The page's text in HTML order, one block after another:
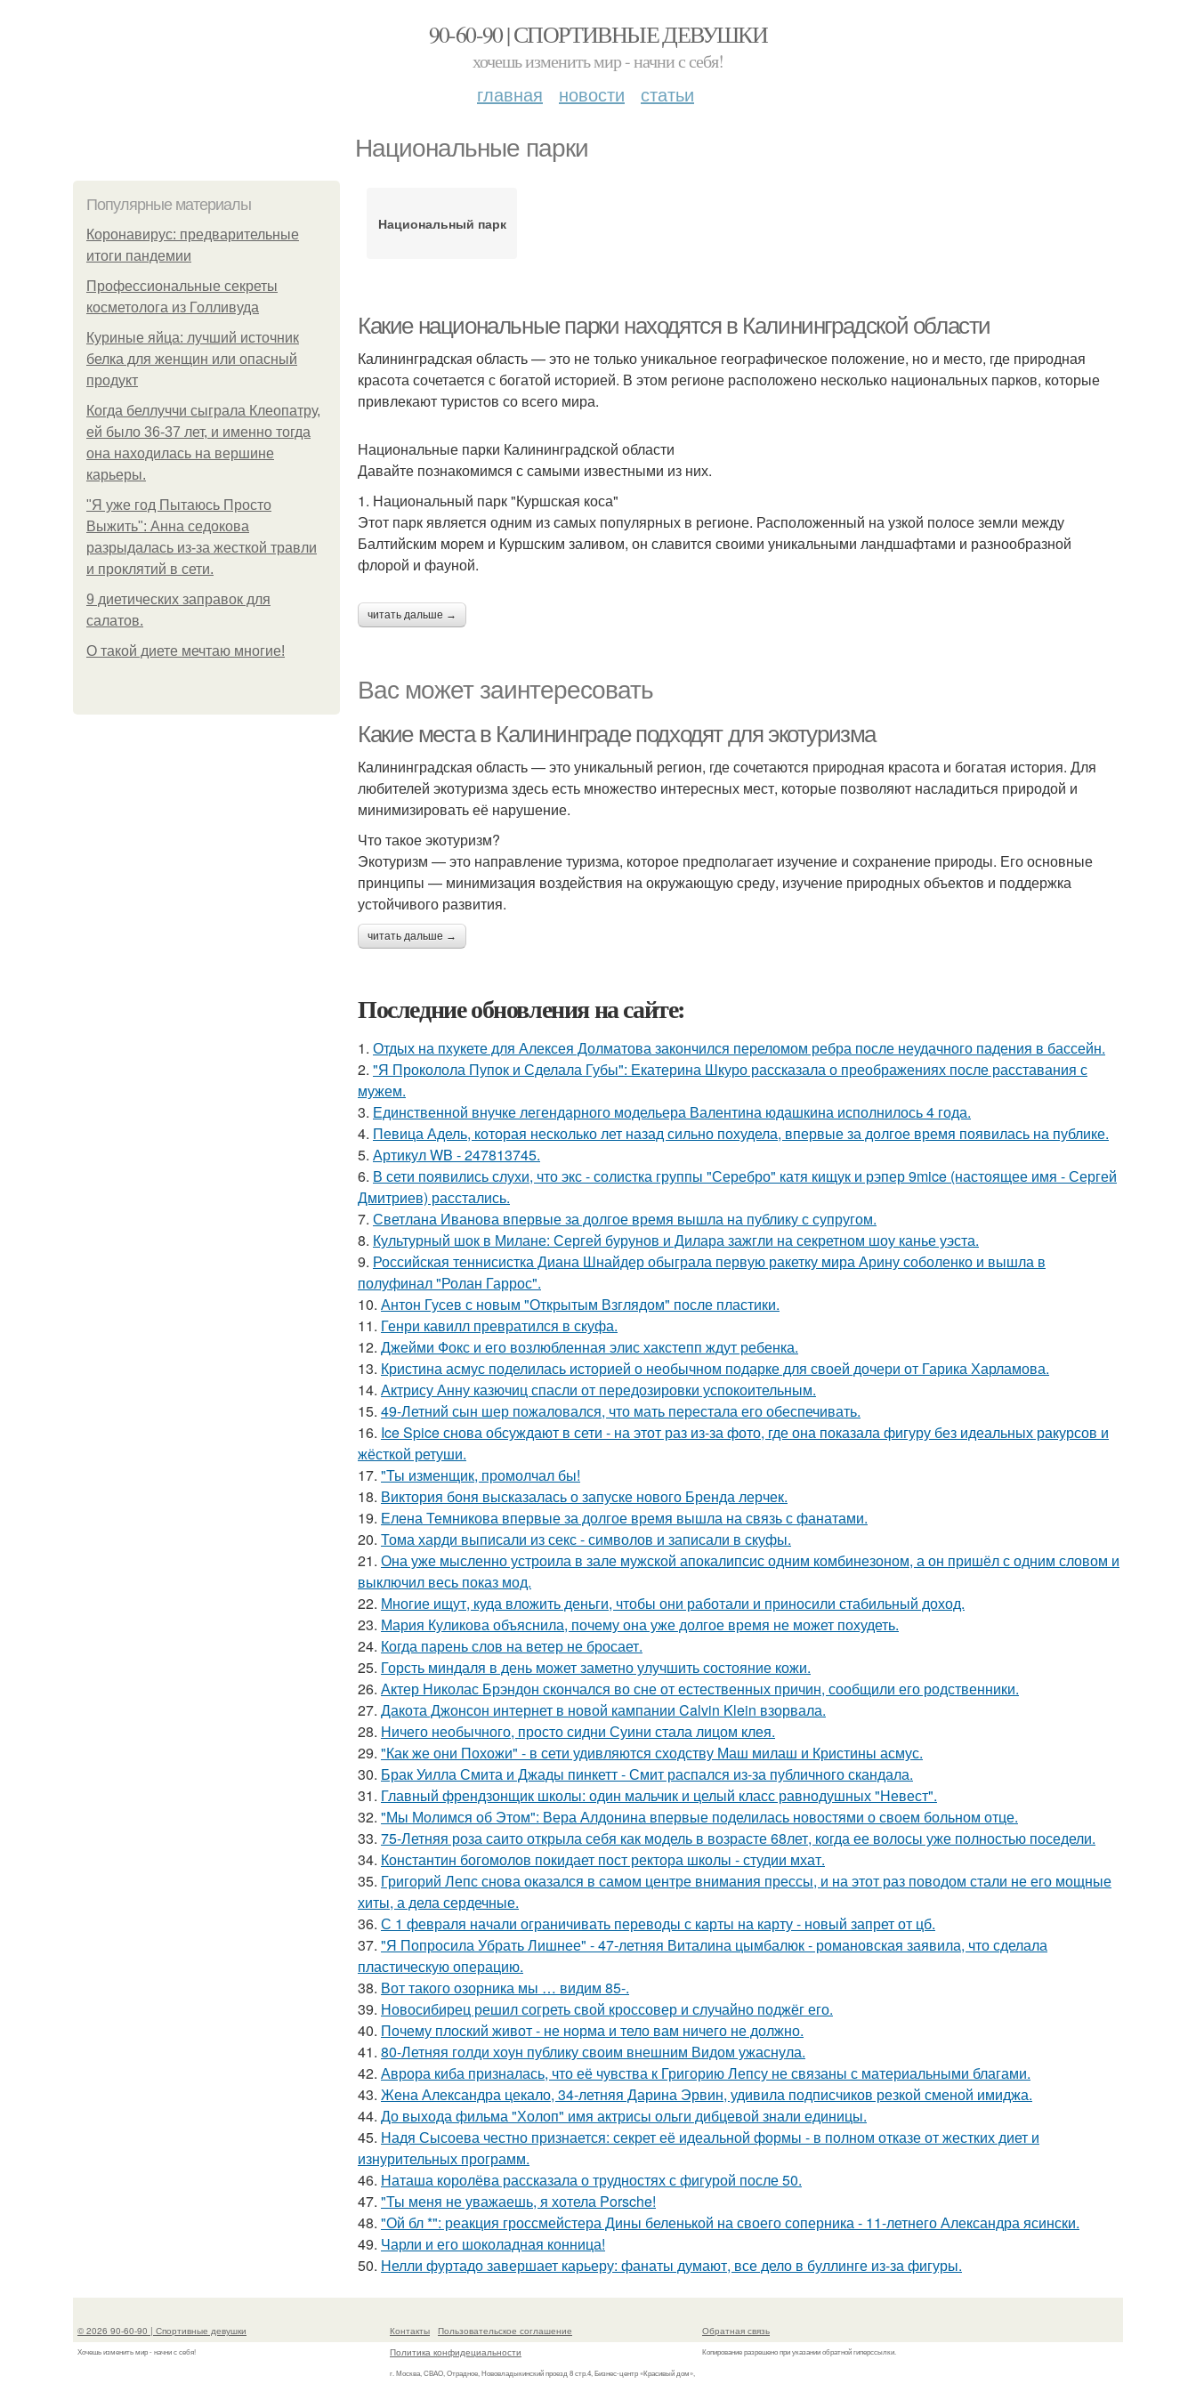
90-60-90 | СПОРТИВНЫЕ ДЕВУШКИ
хочешь изменить мир - начни с себя!
главная новости статьи
Национальные парки
Популярные материалы
Коронавирус: предварительные
итоги пандемии
Профессиональные секреты
косметолога из Голливуда
Куриные яйца: лучший источник
белка для женщин или опасный
продукт
Когда беллуччи сыграла Клеопатру,
ей было 36-37 лет, и именно тогда
она находилась на вершине
карьеры.
"Я уже год Пытаюсь Просто
Выжить": Анна седокова
разрыдалась из-за жесткой травли
и проклятий в сети.
9 диетических заправок для
салатов.
О такой диете мечтаю многие!
Национальный парк
Какие национальные парки находятся в Калининградской области
Калининградская область — это не только уникальное географическое положение, но и место, где природная
красота сочетается с богатой историей. В этом регионе расположено несколько национальных парков, которые
привлекают туристов со всего мира.
Национальные парки Калининградской области
Давайте познакомимся с самыми известными из них.
1. Национальный парк "Куршская коса"
Этот парк является одним из самых популярных в регионе. Расположенный на узкой полосе земли между
Балтийским морем и Куршским заливом, он славится своими уникальными ландшафтами и разнообразной
флорой и фауной.
читать дальше →
Вас может заинтересовать
Какие места в Калининграде подходят для экотуризма
Калининградская область — это уникальный регион, где сочетаются природная красота и богатая история. Для
любителей экотуризма здесь есть множество интересных мест, которые позволяют насладиться природой и
минимизировать её нарушение.
Что такое экотуризм?
Экотуризм — это направление туризма, которое предполагает изучение и сохранение природы. Его основные
принципы — минимизация воздействия на окружающую среду, изучение природных объектов и поддержка
устойчивого развития.
читать дальше →
Последние обновления на сайте:
1. Отдых на пхукете для Алексея Долматова закончился переломом ребра после неудачного падения в бассейн.
2. "Я Проколола Пупок и Сделала Губы": Екатерина Шкуро рассказала о преображениях после расставания с
мужем.
3. Единственной внучке легендарного модельера Валентина юдашкина исполнилось 4 года.
4. Певица Адель, которая несколько лет назад сильно похудела, впервые за долгое время появилась на публике.
5. Артикул WB - 247813745.
6. В сети появились слухи, что экс - солистка группы "Серебро" катя кищук и рэпер 9mice (настоящее имя - Сергей
Дмитриев) расстались.
7. Светлана Иванова впервые за долгое время вышла на публику с супругом.
8. Культурный шок в Милане: Сергей бурунов и Дилара зажгли на секретном шоу канье уэста.
9. Российская теннисистка Диана Шнайдер обыграла первую ракетку мира Арину соболенко и вышла в
полуфинал "Ролан Гаррос".
10. Антон Гусев с новым "Открытым Взглядом" после пластики.
11. Генри кавилл превратился в скуфа.
12. Джейми Фокс и его возлюбленная элис хакстепп ждут ребенка.
13. Кристина асмус поделилась историей о необычном подарке для своей дочери от Гарика Харламова.
14. Актрису Анну казючиц спасли от передозировки успокоительным.
15. 49-Летний сын шер пожаловался, что мать перестала его обеспечивать.
16. Ice Spice снова обсуждают в сети - на этот раз из-за фото, где она показала фигуру без идеальных ракурсов и
жёсткой ретуши.
17. "Ты изменщик, промолчал бы!
18. Виктория боня высказалась о запуске нового Бренда лерчек.
19. Елена Темникова впервые за долгое время вышла на связь с фанатами.
20. Тома харди выписали из секс - символов и записали в скуфы.
21. Она уже мысленно устроила в зале мужской апокалипсис одним комбинезоном, а он пришёл с одним словом и
выключил весь показ мод.
22. Многие ищут, куда вложить деньги, чтобы они работали и приносили стабильный доход.
23. Мария Куликова объяснила, почему она уже долгое время не может похудеть.
24. Когда парень слов на ветер не бросает.
25. Горсть миндаля в день может заметно улучшить состояние кожи.
26. Актер Николас Брэндон скончался во сне от естественных причин, сообщили его родственники.
27. Дакота Джонсон интернет в новой кампании Calvin Klein взорвала.
28. Ничего необычного, просто сидни Суини стала лицом клея.
29. "Как же они Похожи" - в сети удивляются сходству Маш милаш и Кристины асмус.
30. Брак Уилла Смита и Джады пинкетт - Смит распался из-за публичного скандала.
31. Главный френдзонщик школы: один мальчик и целый класс равнодушных "Невест".
32. "Мы Молимся об Этом": Вера Алдонина впервые поделилась новостями о своем больном отце.
33. 75-Летняя роза саито открыла себя как модель в возрасте 68лет, когда ее волосы уже полностью поседели.
34. Константин богомолов покидает пост ректора школы - студии мхат.
35. Григорий Лепс снова оказался в самом центре внимания прессы, и на этот раз поводом стали не его мощные
хиты, а дела сердечные.
36. С 1 февраля начали ограничивать переводы с карты на карту - новый запрет от цб.
37. "Я Попросила Убрать Лишнее" - 47-летняя Виталина цымбалюк - романовская заявила, что сделала
пластическую операцию.
38. Вот такого озорника мы … видим 85-.
39. Новосибирец решил согреть свой кроссовер и случайно поджёг его.
40. Почему плоский живот - не норма и тело вам ничего не должно.
41. 80-Летняя голди хоун публику своим внешним Видом ужаснула.
42. Аврора киба призналась, что её чувства к Григорию Лепсу не связаны с материальными благами.
43. Жена Александра цекало, 34-летняя Дарина Эрвин, удивила подписчиков резкой сменой имиджа.
44. До выхода фильма "Холоп" имя актрисы ольги дибцевой знали единицы.
45. Надя Сысоева честно признается: секрет её идеальной формы - в полном отказе от жестких диет и
изнурительных программ.
46. Наташа королёва рассказала о трудностях с фигурой после 50.
47. "Ты меня не уважаешь, я хотела Porsche!
48. "Ой бл *": реакция гроссмейстера Дины беленькой на своего соперника - 11-летнего Александра ясински.
49. Чарли и его шоколадная конница!
50. Нелли фуртадо завершает карьеру: фанаты думают, все дело в буллинге из-за фигуры.
© 2026 90-60-90 | Спортивные девушки
Хочешь изменить мир - начни с себя!
Контакты
Пользовательское соглашение
Политика конфидециальности
г. Москва, СВАО, Отрадное, Нововладыкинский проезд 8 стр.4, Бизнес-центр «Красивый дом»,
Обратная связь
Копирование разрешено при указании обратной гиперссылки.